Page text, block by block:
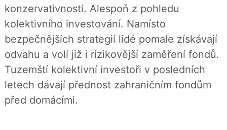
a
e
o
k
i
konzervativnosti. Alespoň z pohledu
kolektivního investování. Namísto
bezpečnějších strategií lidé pomale získávají
odvahu a volí již i rizikovější zaměření fondů.
Tuzemští kolektivní investoři v posledních
letech dávají přednost zahraničním fondům
před domácími.